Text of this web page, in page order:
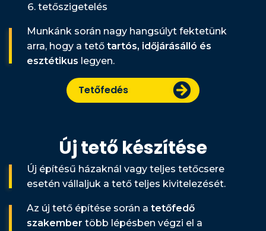
tetőszigetelés
Munkánk során nagy hangsúlyt fektetünk
arra, hogy a tető tartós, időjárásálló és
esztétikus legyen.
Tetőfedés
Új tető készítése
Új építésű házaknál vagy teljes tetőcsere
esetén vállaljuk a tető teljes kivitelezését.
Az új tető építése során a tetőfedő
szakember több lépésben végzi el a